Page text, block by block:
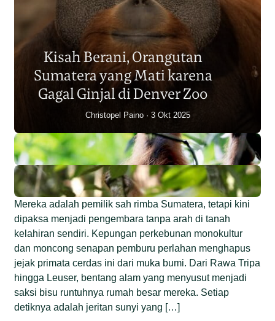
Populasi Orangutan
Sumatera Berkurang 2.700
Individu dalam Satu Dekade?
Junaidi Hanafiah 14 Jul 2026
Kisah Berani, Orangutan
Sumatera yang Mati karena
Gagal Ginjal di Denver Zoo
Christopel Paino 3 Okt 2025
Mereka adalah pemilik sah rimba Sumatera, tetapi kini
dipaksa menjadi pengembara tanpa arah di tanah
kelahiran sendiri. Kepungan perkebunan monokultur
dan moncong senapan pemburu perlahan menghapus
jejak primata cerdas ini dari muka bumi. Dari Rawa Tripa
hingga Leuser, bentang alam yang menyusut menjadi
saksi bisu runtuhnya rumah besar mereka. Setiap
detiknya adalah jeritan sunyi yang […]